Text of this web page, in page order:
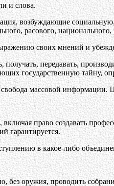
и слова.
возбуждающие
расового,
своих мнений и
получать, передавать,
государственную тайну,
массовой информации.
право создавать
гарантируется.
в какое-либо
без оружия, проводить